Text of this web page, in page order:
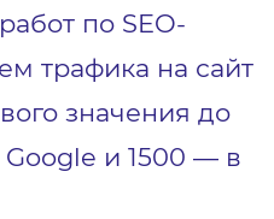
по SEO-
трафика на сайт
значения до
и 1500 — в